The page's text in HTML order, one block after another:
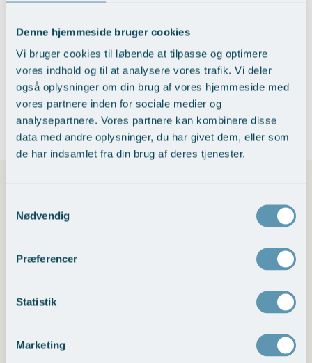
Denne hjemmeside bruger cookies
Vi bruger cookies til løbende at tilpasse og optimere
vores indhold og til at analysere vores trafik. Vi deler
også oplysninger om din brug af vores hjemmeside med
vores partnere inden for sociale medier og
analysepartnere. Vores partnere kan kombinere disse
data med andre oplysninger, du har givet dem, eller som
de har indsamlet fra din brug af deres tjenester.
Nødvendig
Præferencer
Statistik
Marketing
dvs. hormoner, der er kemisk identiske med dem, kroppen
selv producerer (for eksempel estradiol og mikroniseret
progesteron). Disse moderne præparater optages og
nedbrydes i kroppen på en mere naturlig måde og giver
derfor ofte færre bivirkninger og mere præcise
behandlingsmuligheder.
Kilder og artikler
Meta-analyse: Reduktion af dødelighed og hjerte-kar-
En sammenfatning af 30 RCT-studier viser, at
39 % og 32 % reduktion i koronar hjertesygdom, når
behandlingen initieres før 60 år eller inden for 10 år efter
Læs mere >